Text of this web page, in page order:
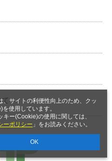
、サイトの利便性向上のため、クッ
使用しています。
キー(Cookie)の使用に関しては、
ーポリシー 」をお読みください。
OK